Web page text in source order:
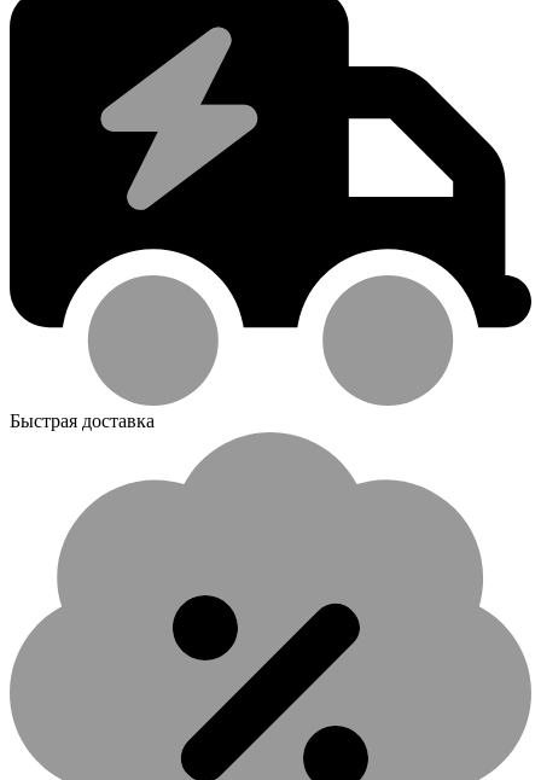
Быстрая доставка